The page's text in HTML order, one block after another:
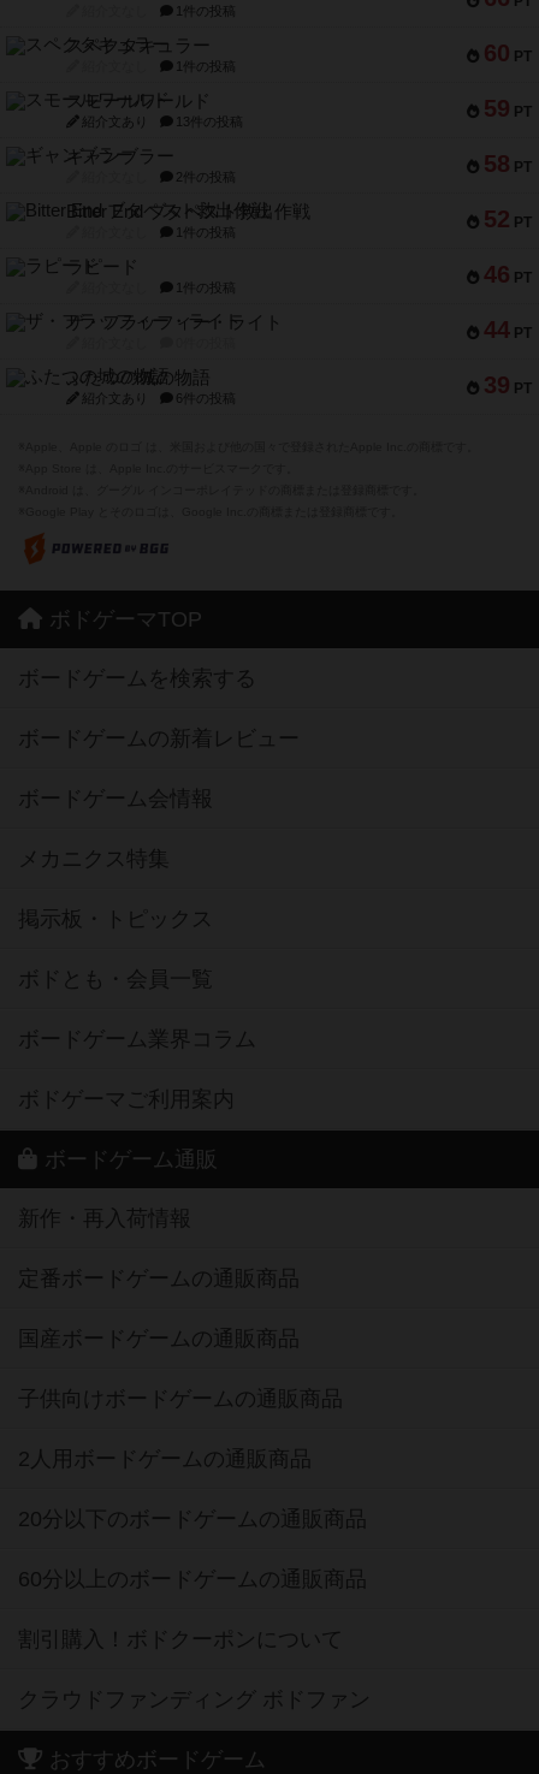
1件の投稿
60 PT
スペクタキュラー
1件の投稿
59 PT
スモールワールド
紹介文あり 13件の投稿
58 PT
ギャンブラー
2件の投稿
52 PT
Bitter End ブタペスト救出作戦
1件の投稿
46 PT
ラピード
1件の投稿
44 PT
ザ・フラッフィー・ライト
39 PT
ふたつの城の物語
紹介文あり 6件の投稿
ボドゲーマTOP
ボードゲームを検索する
ボードゲームの新着レビュー
ボードゲーム会情報
メカニクス特集
掲示板・トピックス
ボドとも・会員一覧
ボードゲーム業界コラム
ボドゲーマご利用案内
ボードゲーム通販
新作・再入荷情報
定番ボードゲームの通販商品
国産ボードゲームの通販商品
子供向けボードゲームの通販商品
2人用ボードゲームの通販商品
20分以下のボードゲームの通販商品
60分以上のボードゲームの通販商品
割引購入！ボドクーポンについて
クラウドファンディング ボドファン
おすすめボードゲーム